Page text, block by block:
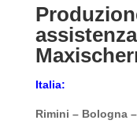
Italia:
Rimini – Bologna